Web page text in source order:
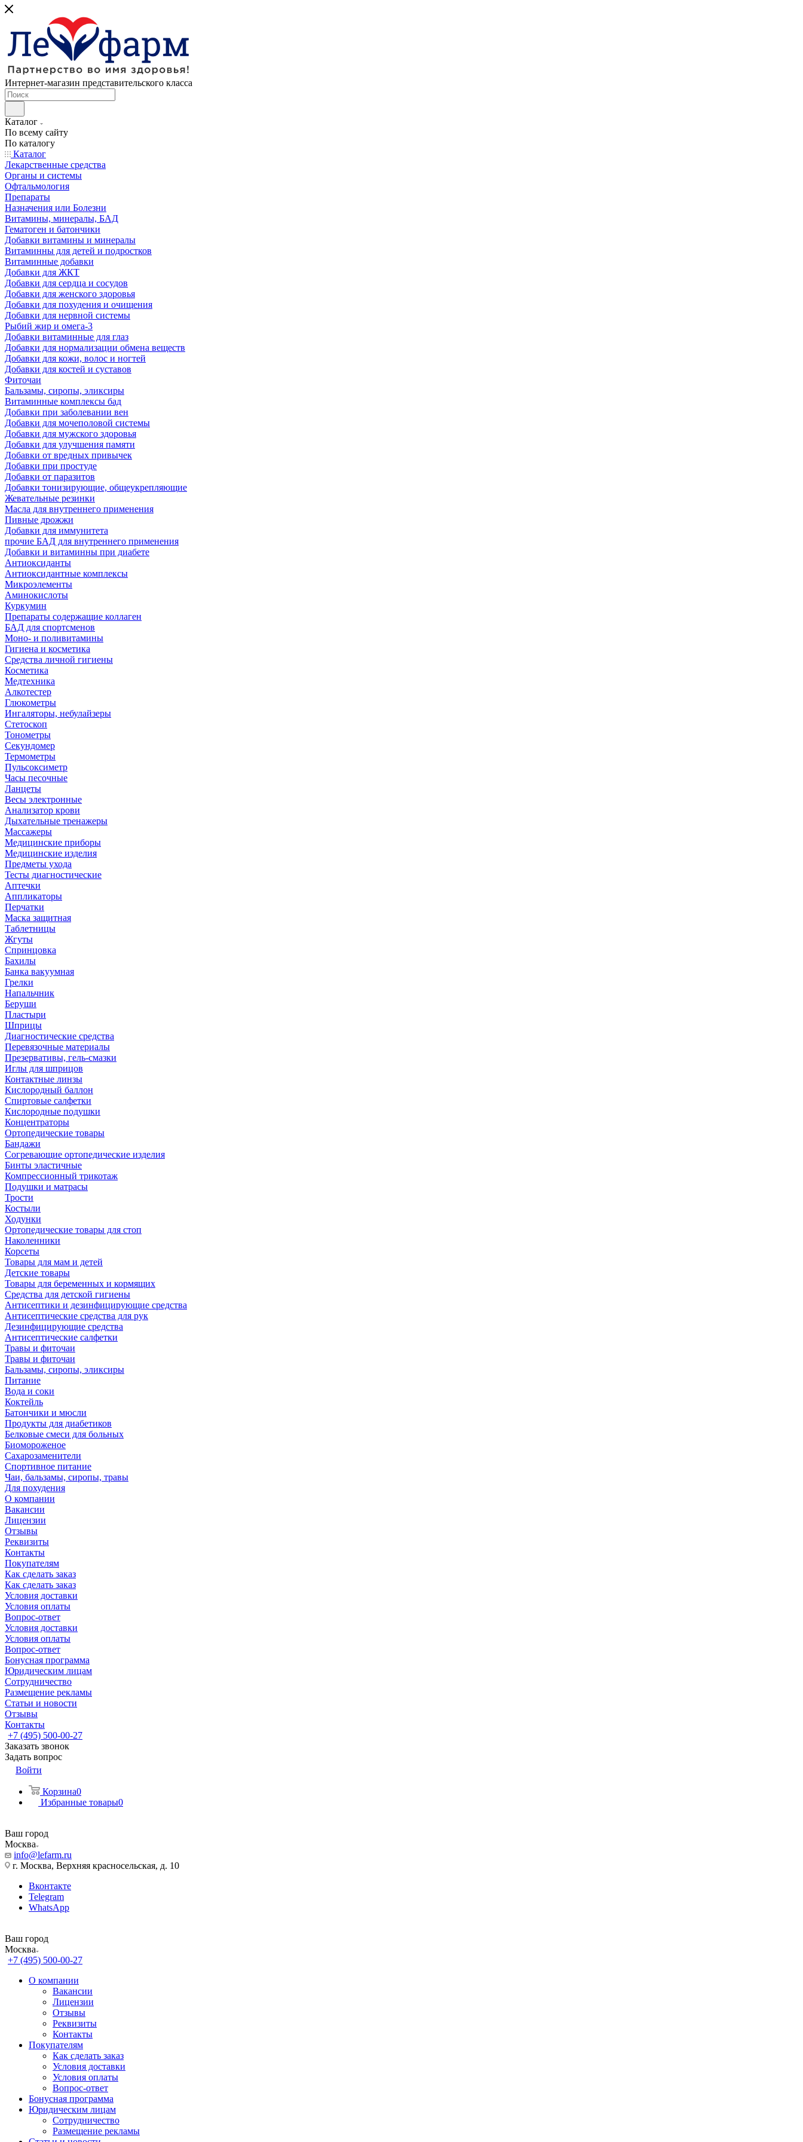
Интернет-магазин представительского класса
Каталог
По всему сайту
По каталогу
Каталог
Лекарственные средства
Органы и системы
Офтальмология
Препараты
Назначения или Болезни
Витамины, минералы, БАД
Гематоген и батончики
Добавки витамины и минералы
Витаминны для детей и подростков
Витаминные добавки
Добавки для ЖКТ
Добавки для сердца и сосудов
Добавки для женского здоровья
Добавки для похудения и очищения
Добавки для нервной системы
Рыбий жир и омега-3
Добавки витаминные для глаз
Добавки для нормализации обмена веществ
Добавки для кожи, волос и ногтей
Добавки для костей и суставов
Фиточаи
Бальзамы, сиропы, эликсиры
Витаминные комплексы бад
Добавки при заболевании вен
Добавки для мочеполовой системы
Добавки для мужского здоровья
Добавки для улучшения памяти
Добавки от вредных привычек
Добавки при простуде
Добавки от паразитов
Добавки тонизирующие, общеукрепляющие
Жевательные резинки
Масла для внутреннего применения
Пивные дрожжи
Добавки для иммунитета
прочие БАД для внутреннего применения
Добавки и витаминны при диабете
Антиоксиданты
Антиоксидантные комплексы
Микроэлементы
Аминокислоты
Куркумин
Препараты содержащие коллаген
БАД для спортсменов
Моно- и поливитамины
Гигиена и косметика
Средства личной гигиены
Косметика
Медтехника
Алкотестер
Глюкометры
Ингаляторы, небулайзеры
Стетоскоп
Тонометры
Секундомер
Термометры
Пульсоксиметр
Часы песочные
Ланцеты
Весы электронные
Анализатор крови
Дыхательные тренажеры
Массажеры
Медицинские приборы
Медицинские изделия
Предметы ухода
Тесты диагностические
Аптечки
Аппликаторы
Перчатки
Маска защитная
Таблетницы
Жгуты
Спринцовка
Бахилы
Банка вакуумная
Грелки
Напальчник
Беруши
Пластыри
Шприцы
Диагностические средства
Перевязочные материалы
Презервативы, гель-смазки
Иглы для шприцов
Контактные линзы
Кислородный баллон
Спиртовые салфетки
Кислородные подушки
Концентраторы
Ортопедические товары
Бандажи
Согревающие ортопедические изделия
Бинты эластичные
Компрессионный трикотаж
Подушки и матрасы
Трости
Костыли
Ходунки
Ортопедические товары для стоп
Наколенники
Корсеты
Товары для мам и детей
Детские товары
Товары для беременных и кормящих
Средства для детской гигиены
Антисептики и дезинфицирующие средства
Антисептические средства для рук
Дезинфицирующие средства
Антисептические салфетки
Травы и фиточаи
Травы и фиточаи
Бальзамы, сиропы, эликсиры
Питание
Вода и соки
Коктейль
Батончики и мюсли
Продукты для диабетиков
Белковые смеси для больных
Биомороженое
Сахарозаменители
Спортивное питание
Чаи, бальзамы, сиропы, травы
Для похудения
О компании
Вакансии
Лицензии
Отзывы
Реквизиты
Контакты
Покупателям
Как сделать заказ
Как сделать заказ
Условия доставки
Условия оплаты
Вопрос-ответ
Условия доставки
Условия оплаты
Вопрос-ответ
Бонусная программа
Юридическим лицам
Сотрудничество
Размещение рекламы
Статьи и новости
Отзывы
Контакты
+7 (495) 500-00-27
Заказать звонок
Задать вопрос
Войти
Корзина0
Избранные товары0
Ваш город
Москва
info@lefarm.ru
г. Москва, Верхняя красносельская, д. 10
Вконтакте
Telegram
WhatsApp
Ваш город
Москва
+7 (495) 500-00-27
О компании
Вакансии
Лицензии
Отзывы
Реквизиты
Контакты
Покупателям
Как сделать заказ
Условия доставки
Условия оплаты
Вопрос-ответ
Бонусная программа
Юридическим лицам
Сотрудничество
Размещение рекламы